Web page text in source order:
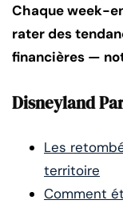
Chaque week-
rater des
financières —
Disneyland
Les
territoire
Comment